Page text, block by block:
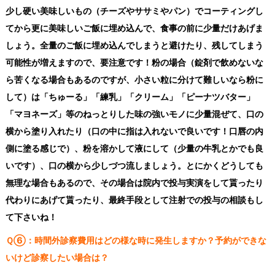
少し硬い美味しいもの（チーズやササミやパン）でコーティングし
てから更に美味しいご飯に埋め込んで、食事の前に少量だけあげま
しょう。全量のご飯に埋め込んでしまうと避けたり、残してしまう
可能性が増えますので、要注意です！粉の場合（錠剤で飲めないな
ら苦くなる場合もあるのですが、小さい粒に分けて難しいなら粉に
して）は「ちゅーる」「練乳」「クリーム」「ピーナツバター」
「マヨネーズ」等のねっとりした味の強いモノに少量混ぜて、口の
横から塗り入れたり（口の中に指は入れないで良いです！口唇の内
側に塗る感じで）、粉を溶かして液にして（少量の牛乳とかでも良
いです）、口の横から少しづつ流しましょう。とにかくどうしても
無理な場合もあるので、その場合は院内で投与実演をして貰ったり
代わりにあげて貰ったり、最終手段として注射での投与の相談もし
て下さいね！
Ｑ⑥：時間外診察費用はどの様な時に発生しますか？予約ができな
いけど診察したい場合は？